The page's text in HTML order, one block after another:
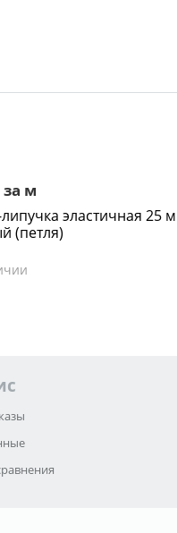
за м
эластичная 25
(петля)